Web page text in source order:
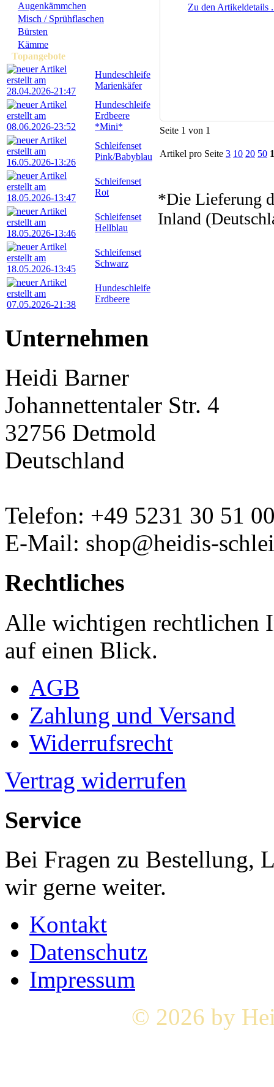
Augenkämmchen
Misch / Sprühflaschen
Bürsten
Kämme
Topangebote
Hundeschleife
Marienkäfer
Hundeschleife
Erdbeere
*Mini*
Schleifenset
Pink/Babyblau
Schleifenset
Rot
Schleifenset
Hellblau
Schleifenset
Schwarz
Hundeschleife
Erdbeere
Zu den Artikeldetails
Seite 1 von 1
Artikel pro Seite 3 10 20 50
*Die Lieferung
Inland
Unternehmen
Heidi Barner
Johannettentaler Str. 4
32756 Detmold
Deutschland
Telefon: +49 5231 30 51
E-Mail: shop@heidis-
Rechtliches
Alle wichtigen rechtlichen
auf einen Blick.
AGB
Zahlung und Versand
Widerrufsrecht
Vertrag widerrufen
Service
Bei Fragen zu Bestellung,
wir gerne weiter.
Kontakt
Datenschutz
Impressum
© 2026 by